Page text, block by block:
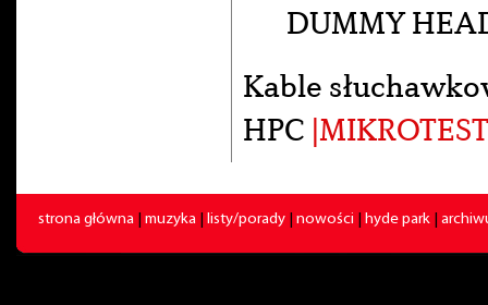
DUMMY
Kable
HPC
strona główna muzyka listy/porady nowości hyde park